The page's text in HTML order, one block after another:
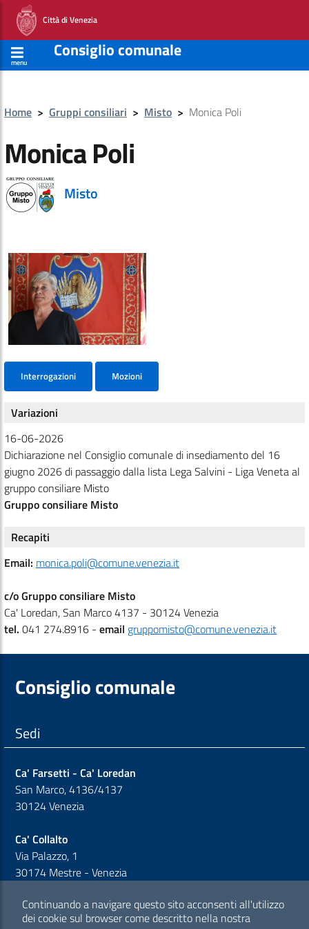
Città di Venezia
menu
Consiglio comunale
Home > Gruppi consiliari > Misto > Monica Poli
Monica Poli
Misto
Interrogazioni Mozioni
Variazioni
16-06-2026
Dichiarazione nel Consiglio comunale di insediamento del 16
giugno 2026 di passaggio dalla lista Lega Salvini - Liga Veneta al
gruppo consiliare Misto
Gruppo consiliare Misto
Recapiti
Email: monica.poli@comune.venezia.it
c/o Gruppo consiliare Misto
Ca' Loredan, San Marco 4137 - 30124 Venezia
tel. 041 274.8916 - email gruppomisto@comune.venezia.it
Consiglio comunale
Sedi
Ca' Farsetti - Ca' Loredan
San Marco, 4136/4137
30124 Venezia
Ca' Collalto
Via Palazzo, 1
30174 Mestre - Venezia
Continuando a navigare questo sito acconsenti all'utilizzo
dei cookie sul browser come descritto nella nostra